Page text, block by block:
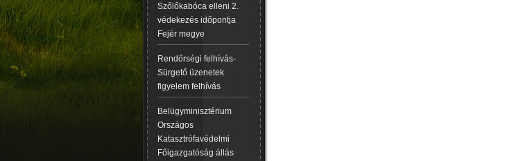
Szőlőkabóca elleni 2.
védekezés időpontja
Fejér megye
Rendőrségi felhívás-
Sürgető üzenetek
figyelem felhívás
Belügyminisztérium
Országos
Katasztrófavédelmi
Főigazgatóság állás